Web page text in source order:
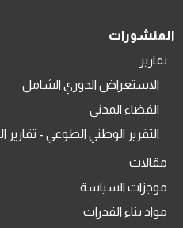
المنشورات
تقارير
الاستعراض الدوري الشامل
الفضاء المدني
التقرير الوطني الطوعي - تقارير
مقالات
موجزات السياسة
مواد بناء القدرات